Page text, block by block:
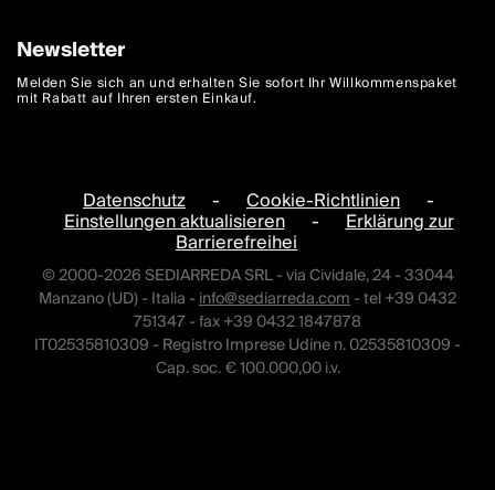
Newsletter
Melden Sie sich an und erhalten Sie sofort Ihr Willkommenspaket
mit Rabatt auf Ihren ersten Einkauf.
Datenschutz - Cookie-Richtlinien -
Einstellungen aktualisieren - Erklärung zur
Barrierefreihei
© 2000-2026 SEDIARREDA SRL - via Cividale, 24 - 33044
Manzano (UD) - Italia -info@sediarreda.com- tel +39 0432
751347 - fax +39 0432 1847878
IT02535810309 - Registro Imprese Udine n. 02535810309 -
Cap. soc. € 100.000,00 i.v.